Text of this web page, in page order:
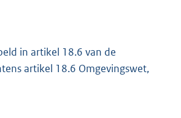
in artikel 18.6 van de
artikel 18.6 Omgevingswet,